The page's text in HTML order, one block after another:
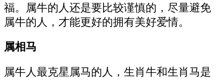
福。属牛的人还是要比较谨慎的，尽量避免
属牛的人，才能更好的拥有美好爱情。
属相马
属牛人最克星属马的人，生肖牛和生肖马是